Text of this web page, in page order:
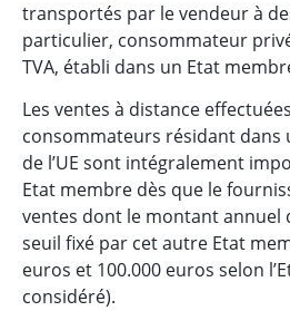
transportés par le vendeur à
particulier, consommateur
TVA, établi dans un Etat
Les ventes à distance
consommateurs résidant dans
de l’UE sont intégralement
Etat membre dès que le
ventes dont le montant annuel
seuil fixé par cet autre Etat
euros et 100.000 euros selon
considéré).